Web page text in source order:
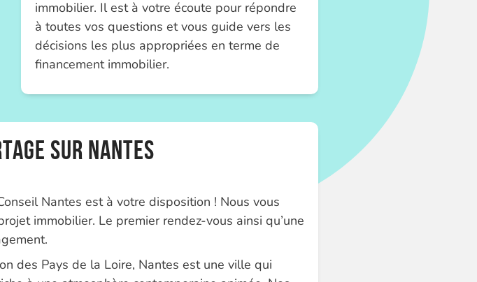
immobilier. Il est à votre écoute pour répondre
à toutes vos questions et vous guide vers les
décisions les plus appropriées en terme de
financement immobilier.
sur NanteS
Nantes est à votre disposition ! Nous vous
immobilier. Le premier rendez-vous ainsi qu’une
des Pays de la Loire, Nantes est une ville qui